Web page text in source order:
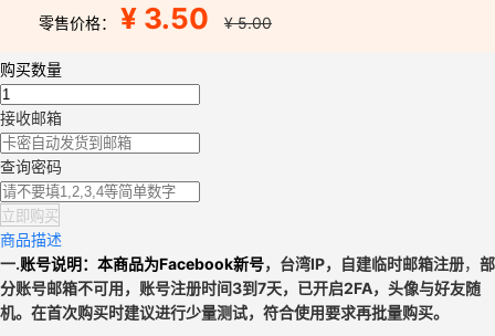
零售价格： ¥ 3.50 ¥ 5.00
购买数量
接收邮箱
查询密码
立即购买
商品描述
一.账号说明：本商品为Facebook新号， 台湾IP， 自建临时邮箱注册， 部
分账号邮箱不可用， 账号注册时间3到7天，已开启2FA，头像与好友随
机。在首次购买时建议进行少量测试，符合使用要求再批量购买。